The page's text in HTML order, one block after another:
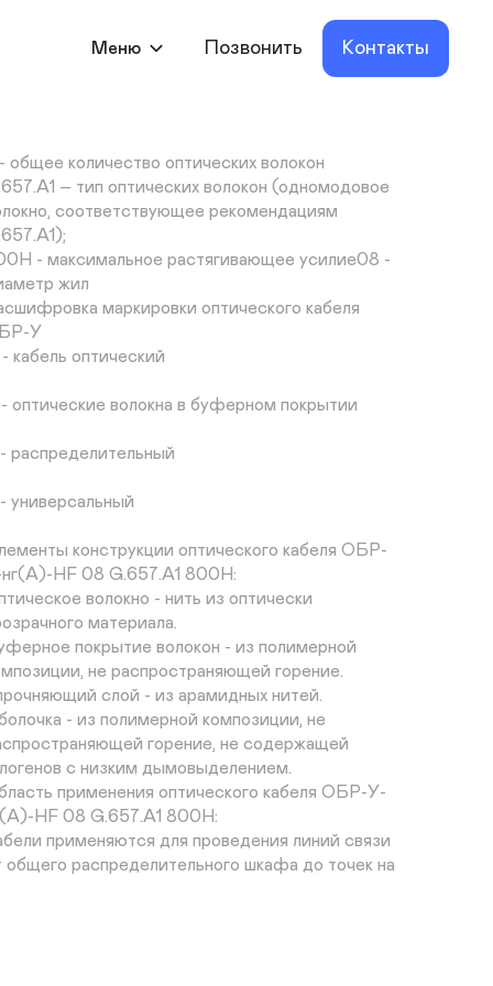
Меню Позвонить Контакты
универсальный
- не распространяет горение при групповой
общее количество оптических волокон
– тип оптических волокон (одномодовое
соответствующее рекомендациям
- максимальное растягивающее усилие08 -
жил
маркировки оптического кабеля
У
кабель оптический
оптические волокна в буферном покрытии
распределительный
универсальный
конструкции оптического кабеля ОБР-
HF 08 G.657.A1 800Н:
волокно - нить из оптически
материала.
покрытие волокон - из полимерной
не распространяющей горение.
слой - из арамидных нитей.
- из полимерной композиции, не
горение, не содержащей
с низким дымовыделением.
применения оптического кабеля ОБР-У-
HF 08 G.657.A1 800Н:
применяются для проведения линий связи
общего распределительного шкафа до точек на